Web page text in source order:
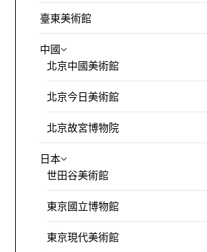
臺東美術館
中國
北京中國美術館
北京今日美術館
北京故宮博物院
日本
世田谷美術館
東京國立博物館
東京現代美術館